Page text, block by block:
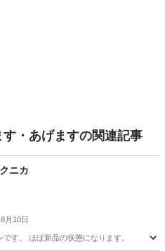
・あげますの関連記事
ニカ
8月10日
す。 ほぼ新品の状態になります。